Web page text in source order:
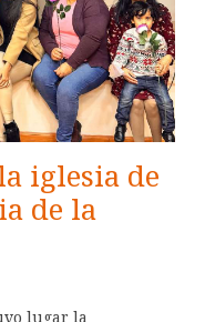
iglesia de
de la
lugar la